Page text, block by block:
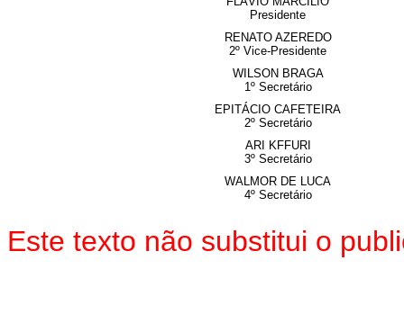
Presidente
RENATO AZEREDO
2º Vice-Presidente
WILSON BRAGA
1º Secretário
EPITÁCIO CAFETEIRA
2º Secretário
ARI KFFURI
3º Secretário
WALMOR DE LUCA
4º Secretário
Este texto não substitui o